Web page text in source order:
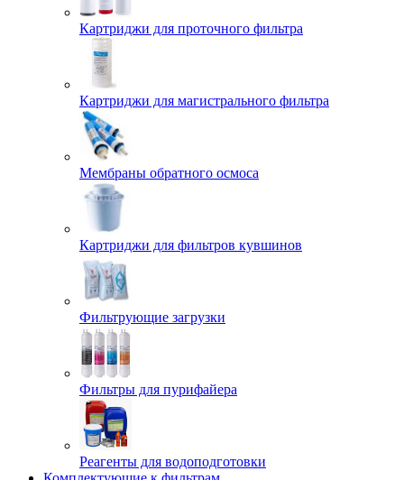
Картриджи для проточного фильтра
Картриджи для магистрального фильтра
Мембраны обратного осмоса
Картриджи для фильтров кувшинов
Фильтрующие загрузки
Фильтры для пурифайера
Реагенты для водоподготовки